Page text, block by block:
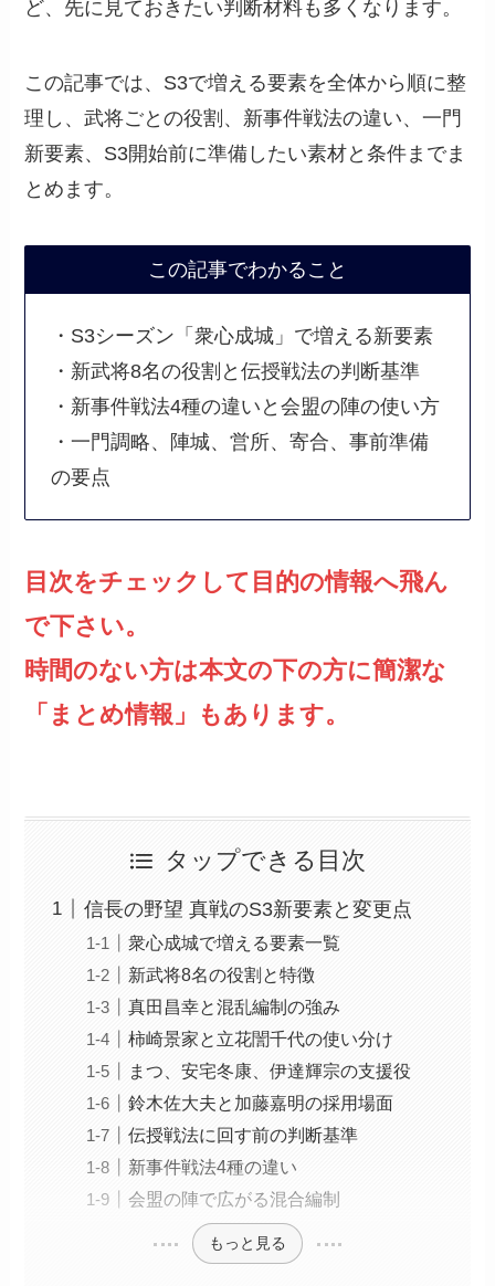
ど、先に見ておきたい判断材料も多くなります。
この記事では、S3で増える要素を全体から順に整
理し、武将ごとの役割、新事件戦法の違い、一門
新要素、S3開始前に準備したい素材と条件までま
とめます。
この記事でわかること
・S3シーズン「衆心成城」で増える新要素
・新武将8名の役割と伝授戦法の判断基準
・新事件戦法4種の違いと会盟の陣の使い方
・一門調略、陣城、営所、寄合、事前準備
の要点
目次をチェックして目的の情報へ飛ん
で下さい。
時間のない方は本文の下の方に簡潔な
「まとめ情報」もあります。
タップできる目次
信長の野望 真戦のS3新要素と変更点
衆心成城で増える要素一覧
新武将8名の役割と特徴
真田昌幸と混乱編制の強み
柿崎景家と立花誾千代の使い分け
まつ、安宅冬康、伊達輝宗の支援役
鈴木佐大夫と加藤嘉明の採用場面
伝授戦法に回す前の判断基準
新事件戦法4種の違い
会盟の陣で広がる混合編制
もっと見る